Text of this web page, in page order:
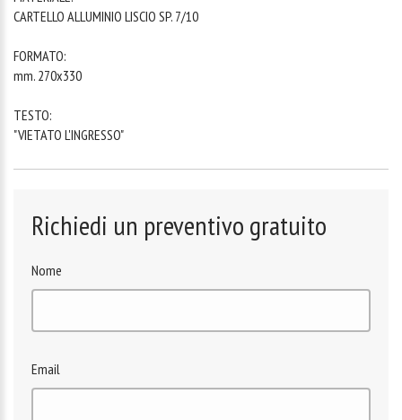
CARTELLO ALLUMINIO LISCIO SP. 7/10
FORMATO:
mm. 270x330
TESTO:
"VIETATO L'INGRESSO"
Richiedi un preventivo gratuito
Nome
Email